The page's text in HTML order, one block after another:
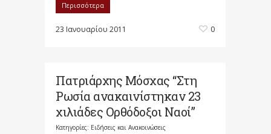
Περισσότερα
23 Ιανουαρίου 2011 0
Πατριάρχης Μόσχας “Στη
Ρωσία ανακαινίστηκαν 23
χιλιάδες Ορθόδοξοι Ναοί”
Κατηγορίες: Ειδήσεις και Ανακοινώσεις